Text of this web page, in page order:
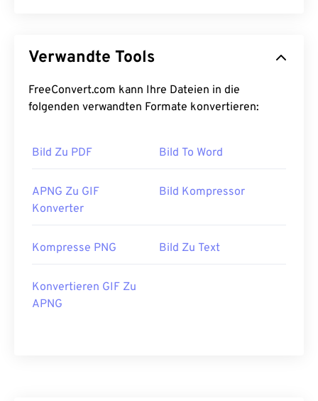
Verwandte Tools
FreeConvert.com kann Ihre Dateien in die
folgenden verwandten Formate konvertieren:
Bild Zu PDF Bild To Word
APNG Zu GIF
Konverter
Bild Kompressor
Kompresse PNG Bild Zu Text
Konvertieren GIF Zu
APNG